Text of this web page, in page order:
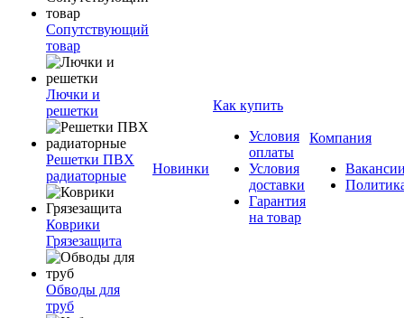
Сопутствующий
товар
Лючки и
решетки
Решетки ПВХ
радиаторные
Коврики
Грязезащита
Обводы для
труб
Новинки
Как купить
Условия
оплаты
Условия
доставки
Гарантия
на товар
Компания